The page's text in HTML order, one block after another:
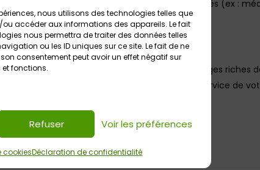
nous utilisons des technologies telles que
ou accéder aux informations des appareils. Le fait
nous permettra de traiter des données telles
ou les ID uniques sur ce site. Le fait de ne
consentement peut avoir un effet négatif sur
fonctions.
Refuser Voir les préférences
cookiesDéclaration de confidentialité
avec votre enfant autour de diverses activités (ex :
selon calendrier)
de conseils avisés, d’échanges et partages riches
de tous ces outils de qualité gratuits au service de
Parentillages, la Maison des parents